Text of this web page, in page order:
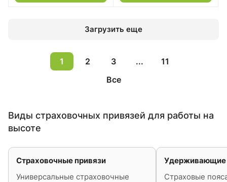
Загрузить еще
1 2 3 ...
11
Все
Виды страховочных привязей для работы на
высоте
Страховочные привязи
Универсальные страховочные
Удерживающие
Страховые